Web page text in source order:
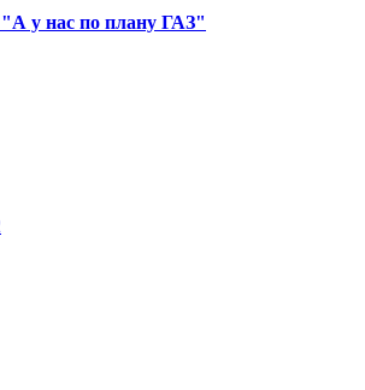
у нас по плану ГАЗ"